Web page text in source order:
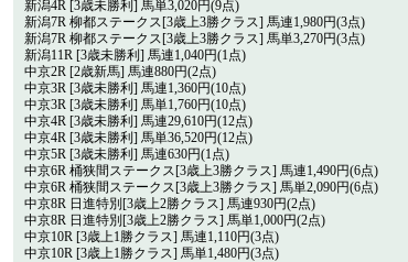
新潟4R [3歳未勝利] 馬単3,020円(9点)
新潟7R 柳都ステークス[3歳上3勝クラス] 馬連1,980円(3点)
新潟7R 柳都ステークス[3歳上3勝クラス] 馬単3,270円(3点)
新潟11R [3歳未勝利] 馬連1,040円(1点)
中京2R [2歳新馬] 馬連880円(2点)
中京3R [3歳未勝利] 馬連1,360円(10点)
中京3R [3歳未勝利] 馬単1,760円(10点)
中京4R [3歳未勝利] 馬連29,610円(12点)
中京4R [3歳未勝利] 馬単36,520円(12点)
中京5R [3歳未勝利] 馬連630円(1点)
中京6R 桶狭間ステークス[3歳上3勝クラス] 馬連1,490円(6点)
中京6R 桶狭間ステークス[3歳上3勝クラス] 馬単2,090円(6点)
中京8R 日進特別[3歳上2勝クラス] 馬連930円(2点)
中京8R 日進特別[3歳上2勝クラス] 馬単1,000円(2点)
中京10R [3歳上1勝クラス] 馬連1,110円(3点)
中京10R [3歳上1勝クラス] 馬単1,480円(3点)